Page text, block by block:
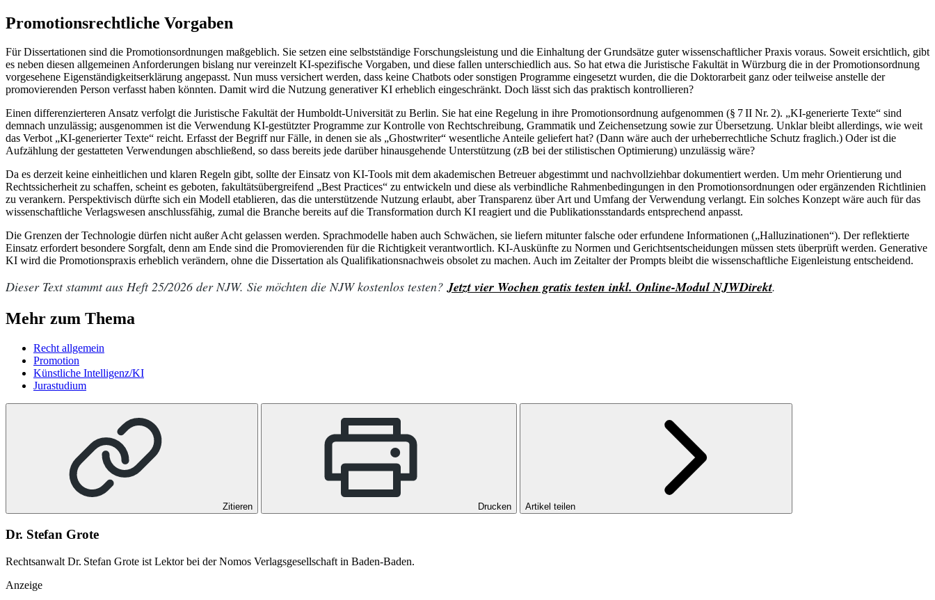
Promotionsrechtliche Vorgaben
Für Dissertationen sind die Promotionsordnungen maßgeblich. Sie setzen eine selbstständige Forschungsleistung und die Einhaltung der Grundsätze guter wissenschaftlicher Praxis voraus. Soweit ersichtlich, gibt
es neben diesen allgemeinen Anforderungen bislang nur vereinzelt KI-spezifische Vorgaben, und diese fallen unterschiedlich aus. So hat etwa die Juristische Fakultät in Würzburg die in der Promotionsordnung
vorgesehene Eigenständigkeitserklärung angepasst. Nun muss versichert werden, dass keine Chatbots oder sonstigen Programme eingesetzt wurden, die die Doktorarbeit ganz oder teilweise anstelle der
promovierenden Person verfasst haben könnten. Damit wird die Nutzung generativer KI erheblich eingeschränkt. Doch lässt sich das praktisch kontrollieren?
Einen differenzierteren Ansatz verfolgt die Juristische Fakultät der Humboldt-Universität zu Berlin. Sie hat eine Regelung in ihre Promotionsordnung aufgenommen (§ 7 II Nr. 2). „KI-generierte Texte“ sind
demnach unzulässig; ausgenommen ist die Verwendung KI-gestützter Programme zur Kontrolle von Rechtschreibung, Grammatik und Zeichensetzung sowie zur Übersetzung. Unklar bleibt allerdings, wie weit
das Verbot „KI-generierter Texte“ reicht. Erfasst der Begriff nur Fälle, in denen sie als „Ghostwriter“ wesentliche Anteile geliefert hat? (Dann wäre auch der urheberrechtliche Schutz fraglich.) Oder ist die
Aufzählung der gestatteten Verwendungen abschließend, so dass bereits jede darüber hinausgehende Unterstützung (zB bei der stilistischen Optimierung) unzulässig wäre?
Da es derzeit keine einheitlichen und klaren Regeln gibt, sollte der Einsatz von KI-Tools mit dem akademischen Betreuer abgestimmt und nachvollziehbar dokumentiert werden. Um mehr Orientierung und
Rechtssicherheit zu schaffen, scheint es geboten, fakultätsübergreifend „Best Practices“ zu entwickeln und diese als verbindliche Rahmenbedingungen in den Promotionsordnungen oder ergänzenden Richtlinien
zu verankern. Perspektivisch dürfte sich ein Modell etablieren, das die unterstützende Nutzung erlaubt, aber Transparenz über Art und Umfang der Verwendung verlangt. Ein solches Konzept wäre auch für das
wissenschaftliche Verlagswesen anschlussfähig, zumal die Branche bereits auf die Transformation durch KI reagiert und die Publikationsstandards entsprechend anpasst.
Die Grenzen der Technologie dürfen nicht außer Acht gelassen werden. Sprachmodelle haben auch Schwächen, sie liefern mitunter falsche oder erfundene Informationen („Halluzinationen“). Der reflektierte
Einsatz erfordert besondere Sorgfalt, denn am Ende sind die Promovierenden für die Richtigkeit verantwortlich. KI-Auskünfte zu Normen und Gerichtsentscheidungen müssen stets überprüft werden. Generative
KI wird die Promotionspraxis erheblich verändern, ohne die Dissertation als Qualifikationsnachweis obsolet zu machen. Auch im Zeitalter der Prompts bleibt die wissenschaftliche Eigenleistung entscheidend.
Dieser Text stammt aus Heft 25/2026 der NJW. Sie möchten die NJW kostenlos testen?Jetzt vier Wochen gratis testen inkl. Online-Modul NJWDirekt.
Mehr zum Thema
Recht allgemein
Promotion
Künstliche Intelligenz/KI
Jurastudium
Zitieren Drucken Artikel teilen
Dr. Stefan Grote
Rechtsanwalt Dr. Stefan Grote ist Lektor bei der Nomos Verlagsgesellschaft in Baden-Baden.
Anzeige